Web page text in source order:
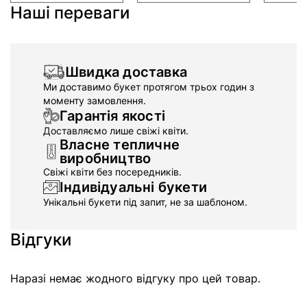
Наші переваги
Швидка доставка
Ми доставимо букет протягом трьох годин з
моменту замовлення.
Гарантія якості
Доставляємо лише свіжі квіти.
Власне тепличне
виробництво
Свіжі квіти без посередників.
Індивідуальні букети
Унікальні букети під запит, не за шаблоном.
Відгуки
Наразі немає жодного відгуку про цей товар.